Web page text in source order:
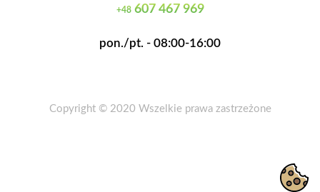
+48607 467 969
pon./pt. - 08:00-16:00
Copyright © 2020 Wszelkie prawa zastrzeżone